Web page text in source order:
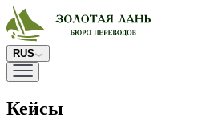
RUS
Кейсы